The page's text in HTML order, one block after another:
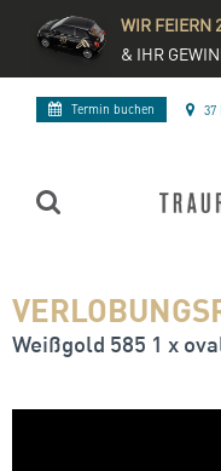
WIR FEIERN
& IHR
Termin buchen 37
Weißgold 585 1 x